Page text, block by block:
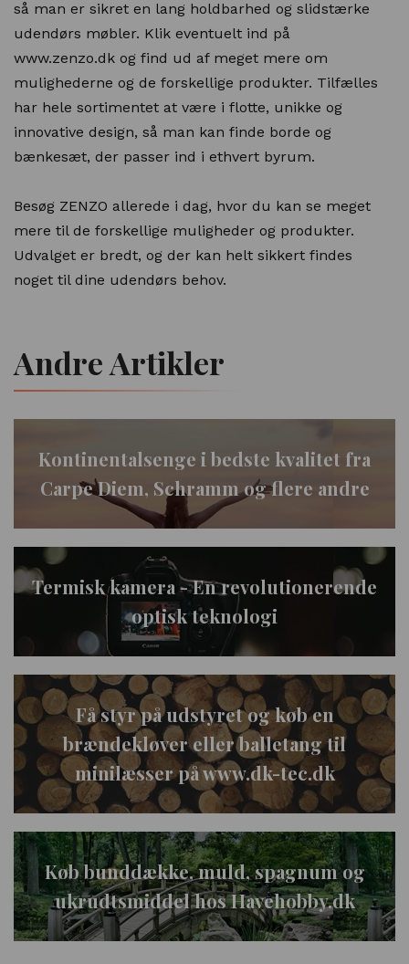
så man er sikret en lang holdbarhed og slidstærke
udendørs møbler. Klik eventuelt ind på
www.zenzo.dk og find ud af meget mere om
mulighederne og de forskellige produkter. Tilfælles
har hele sortimentet at være i flotte, unikke og
innovative design, så man kan finde borde og
bænkesæt, der passer ind i ethvert byrum.
Besøg ZENZO allerede i dag, hvor du kan se meget
mere til de forskellige muligheder og produkter.
Udvalget er bredt, og der kan helt sikkert findes
noget til dine udendørs behov.
Andre Artikler
Kontinentalsenge i bedste kvalitet fra
Carpe Diem, Schramm og flere andre
Termisk kamera - En revolutionerende
optisk teknologi
Få styr på udstyret og køb en
brændekløver eller balletang til
minilæsser på www.dk-tec.dk
Køb bunddække, muld, spagnum og
ukrudtsmiddel hos Havehobby.dk